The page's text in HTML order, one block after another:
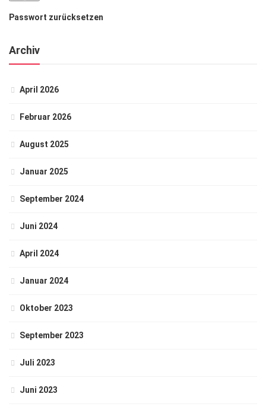
Passwort zurücksetzen
Archiv
April 2026
Februar 2026
August 2025
Januar 2025
September 2024
Juni 2024
April 2024
Januar 2024
Oktober 2023
September 2023
Juli 2023
Juni 2023